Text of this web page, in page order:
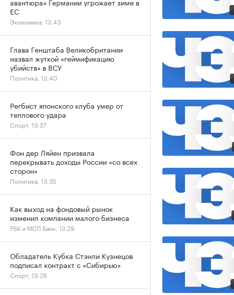
ЕС
Экономика, 13:43
Глава Генштаба Великобритании
назвал жуткой «геймификацию
убийств» в ВСУ
Политика, 13:40
Регбист японского клуба умер от
теплового удара
Спорт, 13:37
Фон дер Ляйен призвала
перекрывать доходы России «со всех
сторон»
Политика, 13:35
Как выход на фондовый рынок
изменил компании малого бизнеса
РБК и МСП Банк, 13:29
Обладатель Кубка Стэнли Кузнецов
подписал контракт с «Сибирью»
Спорт, 13:26